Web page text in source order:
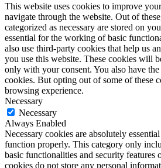
This website uses cookies to improve
navigate through the website. Out of
categorized as necessary are stored on
essential for the working of basic
also use third-party cookies that help us
you use this website. These cookies will
only with your consent. You also have
cookies. But opting out of some of these
browsing experience.
Necessary
Necessary
Always Enabled
Necessary cookies are absolutely
function properly. This category only
basic functionalities and security features
cookies do not store any personal